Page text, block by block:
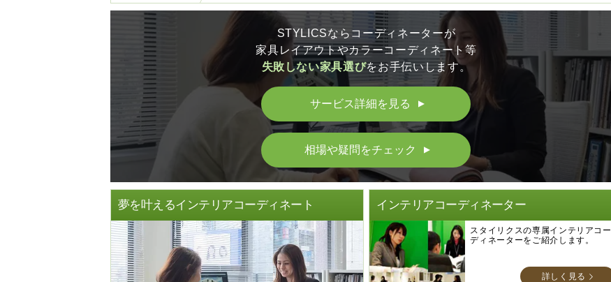
STYLICSならコーディネーターが
家具レイアウトやカラーコーディネート等
失敗しない家具選びをお手伝いします。
サービス詳細を見る ▲
相場や疑問をチェック ▲
夢を叶えるインテリアコーディネート インテリアコーディネーター
スタイリクスの専属インテリアコー
ディネーターをご紹介します。
詳しく見る